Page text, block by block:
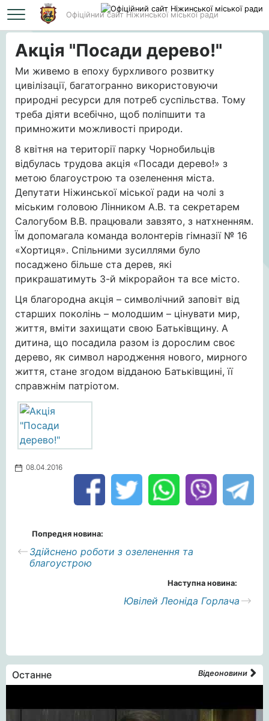
Офіційний сайт Ніжинської міської ради
Головна Акція "Посади дерево!"
Акція "Посади дерево!"
Ми живемо в епоху бурхливого розвитку
цивілізації, багатогранно використовуючи
природні ресурси для потреб суспільства. Тому
треба діяти всебічно, щоб поліпшити та
примножити можливості природи.
8 квітня на території парку Чорнобильців
відбулась трудова акція «Посади дерево!» з
метою благоустрою та озеленення міста.
Депутати Ніжинської міської ради на чолі з
міським головою Лінником А.В. та секретарем
Салогубом В.В. працювали завзято, з натхненням.
Їм допомагала команда волонтерів гімназії № 16
«Хортиця». Спільними зусиллями було
посаджено більше ста дерев, які
прикрашатимуть 3-й мікрорайон та все місто.
Ця благородна акція – символічний заповіт від
старших поколінь – молодшим – цінувати мир,
життя, вміти захищати свою Батьківщину. А
дитина, що посадила разом із дорослим своє
дерево, як символ народження нового, мирного
життя, стане згодом відданою Батьківщині, її
справжнім патріотом.
08.04.2016
Попредня новина:
Здійснено роботи з озеленення та
благоустрою
Наступна новина:
Ювілей Леоніда Горлача
Останне Відеоновини